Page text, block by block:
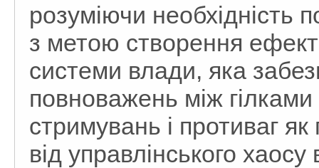
розуміючи необхідність
з метою створення
системи влади, яка
повноважень між
стримувань і противаг як
від управлінського